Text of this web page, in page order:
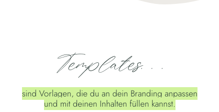
Templates. . .
sind Vorlagen, die du an dein Branding anpassen
und mit deinen Inhalten füllen kannst.